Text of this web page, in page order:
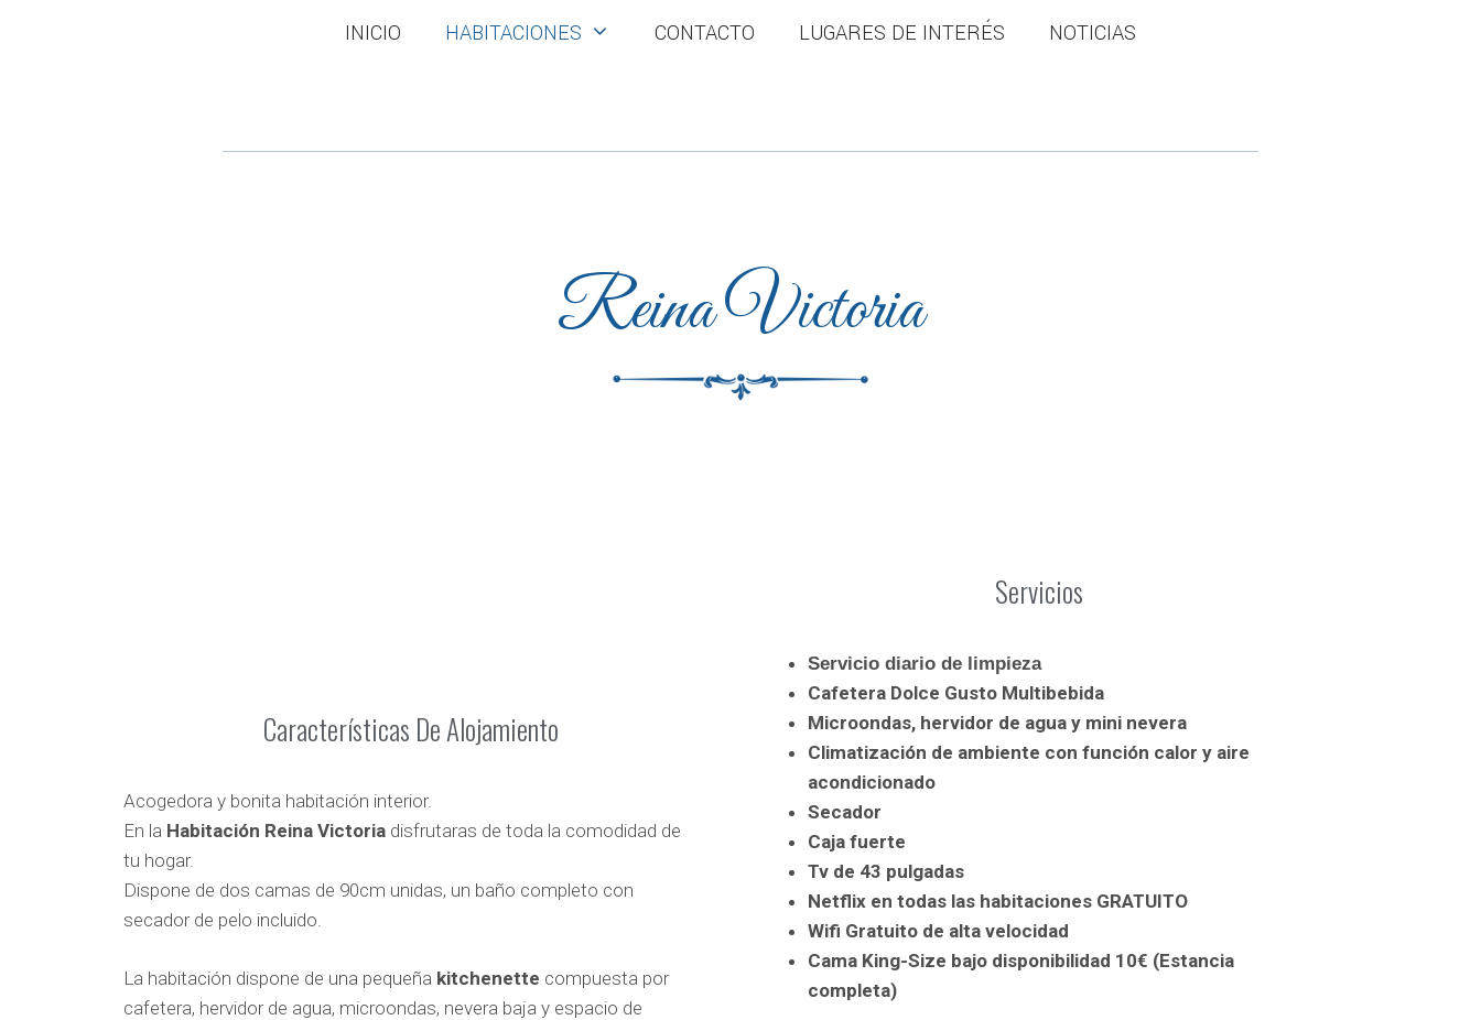
INICIO HABITACIONES CONTACTO LUGARES DE INTERÉS NOTICIAS
Reina Victoria
Características De Alojamiento
Acogedora y bonita habitación interior.
En la Habitación Reina Victoria disfrutaras de toda la comodidad de
tu hogar.
Dispone de dos camas de 90cm unidas, un baño completo con
secador de pelo incluido.
La habitación dispone de una pequeña kitchenette compuesta por
cafetera, hervidor de agua, microondas, nevera baja y espacio de
Servicios
Servicio diario de limpieza
Cafetera Dolce Gusto Multibebida
Microondas, hervidor de agua y mini nevera
Climatización de ambiente con función calor y aire
acondicionado
Secador
Caja fuerte
Tv de 43 pulgadas
Netflix en todas las habitaciones GRATUITO
Wifi Gratuito de alta velocidad
Cama King-Size bajo disponibilidad 10€ (Estancia
completa)